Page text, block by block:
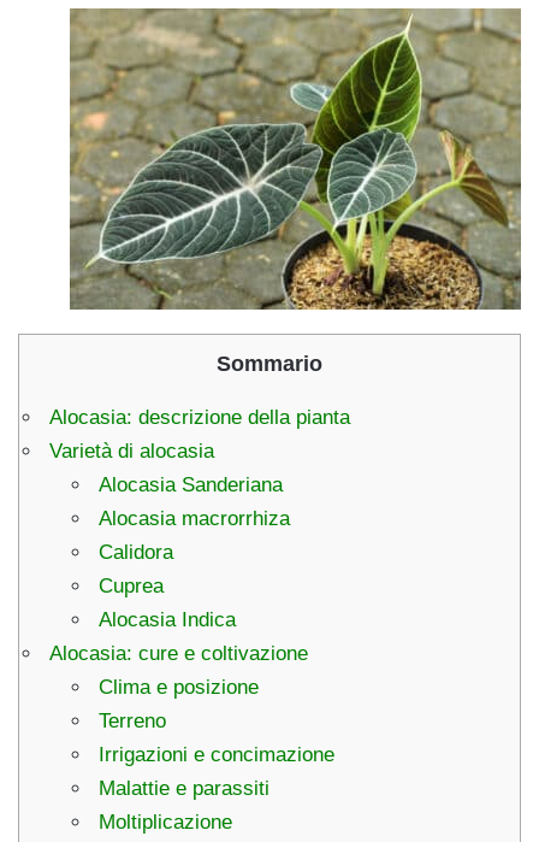
Sommario
Alocasia: descrizione della pianta
Varietà di alocasia
Alocasia Sanderiana
Alocasia macrorrhiza
Calidora
Cuprea
Alocasia Indica
Alocasia: cure e coltivazione
Clima e posizione
Terreno
Irrigazioni e concimazione
Malattie e parassiti
Moltiplicazione